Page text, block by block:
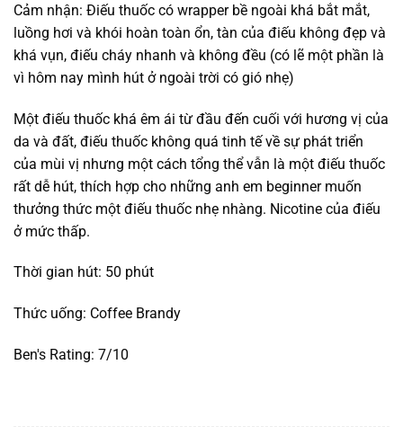
Cảm nhận: Điếu thuốc có wrapper bề ngoài khá bắt mắt,
luồng hơi và khói hoàn toàn ổn, tàn của điếu không đẹp và
khá vụn, điếu cháy nhanh và không đều (có lẽ một phần là
vì hôm nay mình hút ở ngoài trời có gió nhẹ)
Một điếu thuốc khá êm ái từ đầu đến cuối với hương vị của
da và đất, điếu thuốc không quá tinh tế về sự phát triển
của mùi vị nhưng một cách tổng thể vẫn là một điếu thuốc
rất dễ hút, thích hợp cho những anh em beginner muốn
thưởng thức một điếu thuốc nhẹ nhàng. Nicotine của điếu
ở mức thấp.
Thời gian hút: 50 phút
Thức uống: Coffee Brandy
Ben's Rating: 7/10